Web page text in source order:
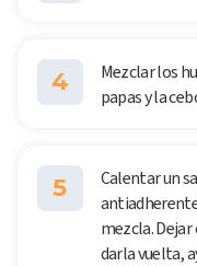
4
Mezclar los
papas y la
5
Calentar un
mezcla. Dejar
darla vuelta,